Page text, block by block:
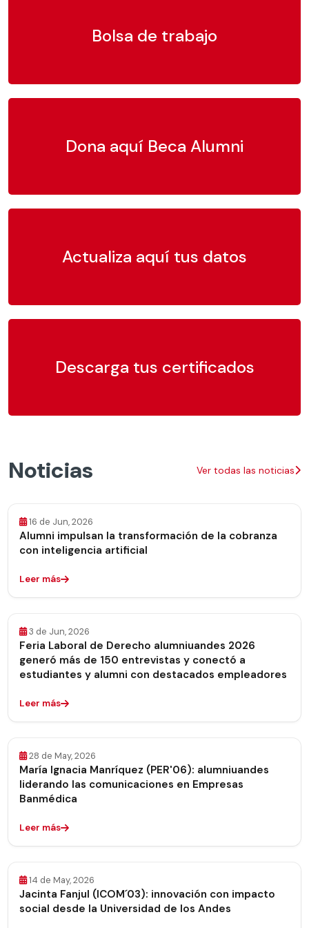
Bolsa de trabajo
Dona aquí Beca Alumni
Actualiza aquí tus datos
Descarga tus certificados
Noticias Ver todas las noticias
16 de Jun, 2026
Alumni impulsan la transformación de la cobranza
con inteligencia artificial
Leer más
3 de Jun, 2026
Feria Laboral de Derecho alumniuandes 2026
generó más de 150 entrevistas y conectó a
estudiantes y alumni con destacados empleadores
Leer más
28 de May, 2026
María Ignacia Manríquez (PER'06): alumniuandes
liderando las comunicaciones en Empresas
Banmédica
Leer más
14 de May, 2026
Jacinta Fanjul (ICOM´03): innovación con impacto
social desde la Universidad de los Andes